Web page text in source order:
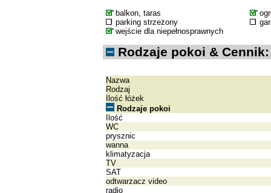
balkon, taras
parking strzeżony
wejście dla niepełnosprawnych
Rodzaje pokoi & Cennik:
Nazwa
Rodzaj
Ilość łóżek
Rodzaje pokoi
Ilość
WC
prysznic
wanna
klimatyzacja
TV
SAT
odtwarzacz video
radio